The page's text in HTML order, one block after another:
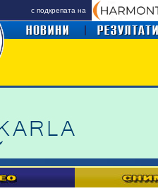
с подкрепата на